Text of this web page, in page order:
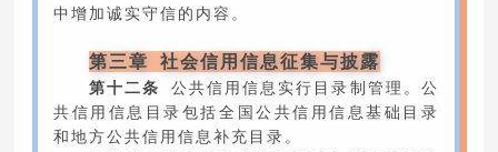
中增加诚实守信的内容。
第三章 社会信用信息征集与披露
第十二条
公共信用信息实行目录制管理。公
共信用信息目录包括全国公共信用信息基础目录
和地方公共信用信息补充目录。